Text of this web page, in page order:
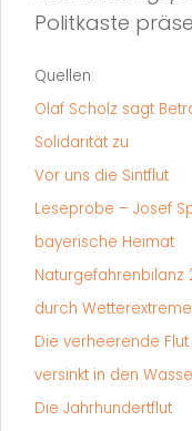
Politkaste
Quellen:
Olaf Scholz sagt
Solidarität zu
Vor uns die Sintflut
Leseprobe – Josef
bayerische Heimat
Naturgefahrenbilanz
durch Wetterextreme
Die verheerende
versinkt in den
Die Jahrhundertflut